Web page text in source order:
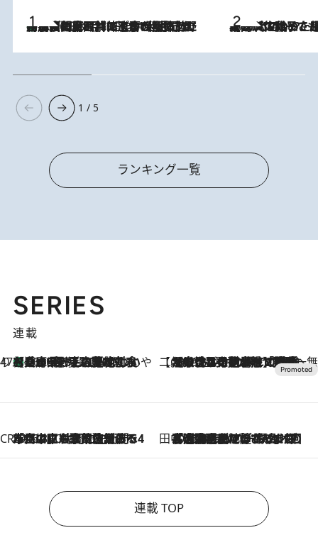
2026.8.8
「最後に見られてよかった」上野動物園の東園パンダ舎が解体前に特別公開。8月16日まで延長されたパネル展と共に辿る“半世紀”のパンダ飼育《解体工事の図面あり》 2026.8.5
【阿川佐和子さんの年とる力】なぜ70代で始めた趣味は“こんなに楽しい”のか？ ピアノ、俳句…スランプに陥っても続けられる“ある秘訣”とは
1 / 5
ランキング一覧
SERIES
連載
47都道府県の手みやげ ひんやりスイーツで夏を満喫
2026.8.8
【兵庫県】この夏絶対食べたい 冷やしておいしいおやつ3選 淡路島の恵みをジェラートに集約 【CREA×星野リゾート】唯一無二。癒しと発見が待つ場所へ
2026.8.7
【トンボの足水浴】ヒノキの香りに包まれて涼感マックス！約13℃の湧水かけ流しを避暑地「星野温泉 トンボの湯」で体験
CREA'S CHOICE
2026.8.7
「立川にも歌舞伎があるんだよ」 片岡仁左衛門・市川中車ら豪華座組みで4年目の立川立飛歌舞伎へ 田中稲の勝手に再ブーム
2026.8.7
「湘南乃風に憧れて」観客大盛上がりの“タオル回し”に、ラッパー顔負けの高速歌唱まで…さだまさし（74）のアグレッシブすぎる現在地
連載 TOP